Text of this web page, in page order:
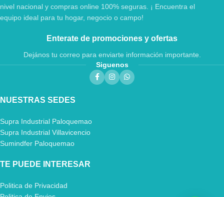
nivel nacional y compras online 100% seguras. ¡ Encuentra el
equipo ideal para tu hogar, negocio o campo!
Enterate de promociones y ofertas
Dejános tu correo para enviarte información importante.
Siguenos
NUESTRAS SEDES
Supra Industrial Paloquemao
Supra Industrial Villavicencio
Sumindfer Paloquemao
TE PUEDE INTERESAR
Politica de Privacidad